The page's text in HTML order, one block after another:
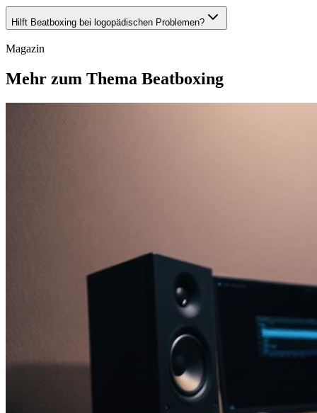
Hilft Beatboxing bei logopädischen Problemen?
Magazin
Mehr zum Thema Beatboxing